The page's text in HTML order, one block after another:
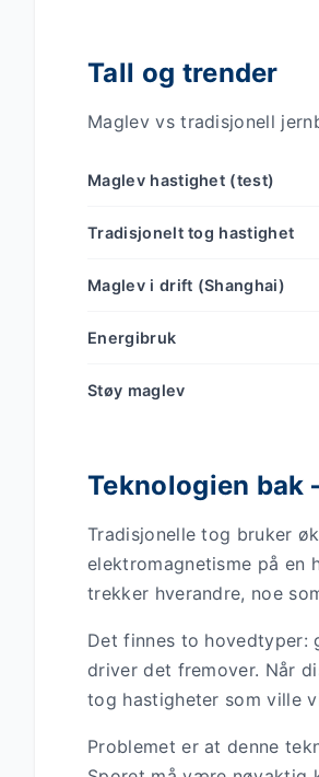
Tall og trender
Maglev vs tradisjonell
Maglev hastighet (test)
Tradisjonelt tog hastighet
Maglev i drift (Shanghai)
Energibruk
Støy maglev
Teknologien
Tradisjonelle tog bruker
elektromagnetisme på en
trekker hverandre, noe
Det finnes to hovedtyper:
driver det fremover. Når
tog hastigheter som ville
Problemet er at denne